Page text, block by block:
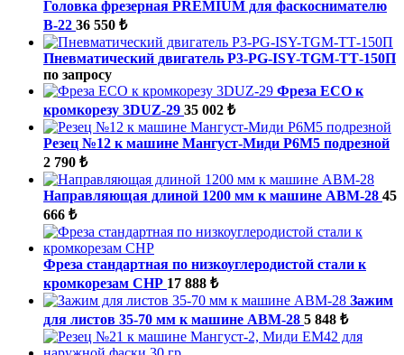
Головка фрезерная PREMIUM для фаскоснимателю
B-22 36 550 ₺
Пневматический двигатель P3-PG-ISY-TGM-ТТ-150П
по запросу
Фреза ECO к
кромкорезу 3DUZ-29 35 002 ₺
Резец №12 к машине Мангуст-Миди Р6М5 подрезной
2 790 ₺
Направляющая длиной 1200 мм к машине ABM-28 45
666 ₺
Фреза стандартная по низкоуглеродистой стали к
кромкорезам СНР 17 888 ₺
Зажим
для листов 35-70 мм к машине ABM-28 5 848 ₺